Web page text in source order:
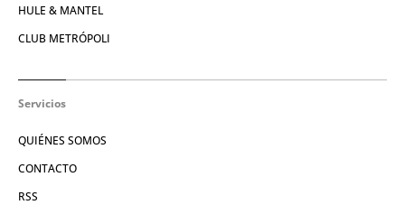
HULE & MANTEL
CLUB METRÓPOLI
Servicios
QUIÉNES SOMOS
CONTACTO
RSS